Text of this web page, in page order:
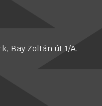
Bay Zoltán út 1/A.